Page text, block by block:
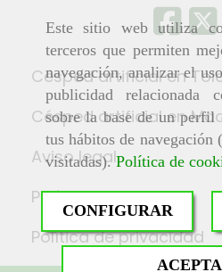
Este sitio web utiliza
terceros que permiten
navegación, analizar el
publicidad relacionada
sobre la base de un perfil
tus hábitos de navegación
visitadas).Política de
CONFIGURAR
Césped artificial en
Césped artificial en
Aviso legal
Política de cookies
Política de privacidad